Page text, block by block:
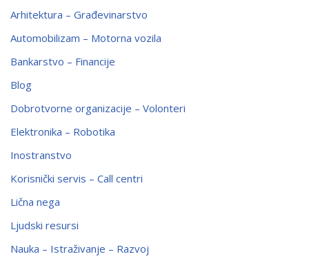
Arhitektura – Građevinarstvo
Automobilizam – Motorna vozila
Bankarstvo – Financije
Blog
Dobrotvorne organizacije – Volonteri
Elektronika – Robotika
Inostranstvo
Korisnički servis – Call centri
Lična nega
Ljudski resursi
Nauka – Istraživanje – Razvoj